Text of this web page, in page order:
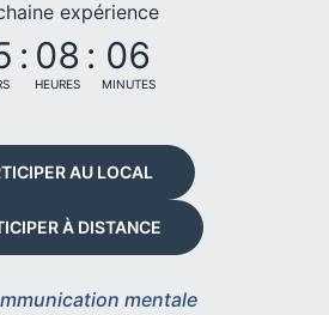
expérience
: 08
HEURES
: 06
MINUTES
AU LOCAL
À DISTANCE
mentale